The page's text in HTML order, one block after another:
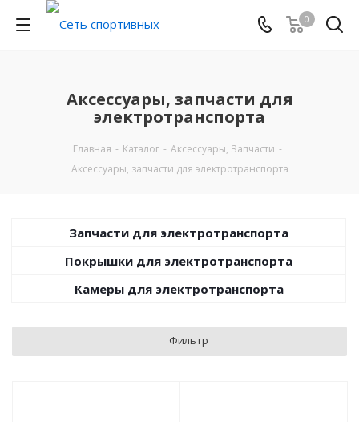
0
Аксессуары, запчасти для
электротранспорта
Главная - Каталог - Аксессуары, Запчасти -
Аксессуары, запчасти для электротранспорта
Запчасти для электротранспорта
Покрышки для электротранспорта
Камеры для электротранспорта
Фильтр